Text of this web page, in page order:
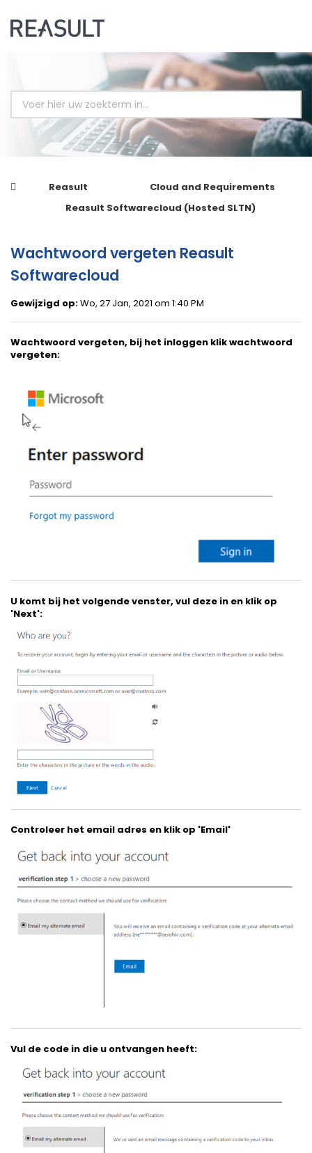
Reasult
Cloud and Requirements
Reasult Softwarecloud (Hosted SLTN)
Wachtwoord vergeten Reasult
Softwarecloud
Gewijzigd op:Wo, 27 Jan, 2021 om 1:40 PM
Wachtwoord vergeten, bij het inloggen klik wachtwoord
vergeten:
U komt bij het volgende venster, vul deze in en klik op
'Next':
Controleer het email adres en klik op 'Email'
Vul de code in die u ontvangen heeft: